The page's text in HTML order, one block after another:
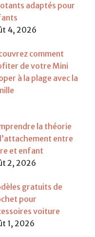
adaptés pour
4, 2026
comment
de votre Mini
à la plage avec la
la théorie
entre
et enfant
2, 2026
gratuits de
pour
voiture
1, 2026